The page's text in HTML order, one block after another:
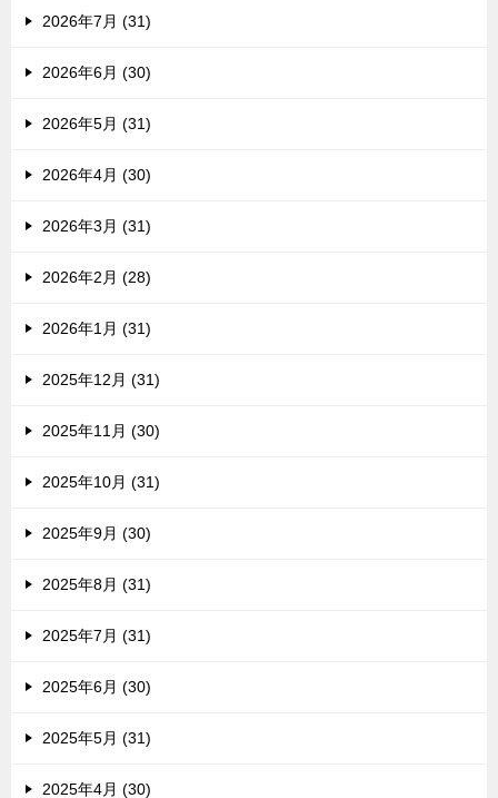
2026年7月 (31)
2026年6月 (30)
2026年5月 (31)
2026年4月 (30)
2026年3月 (31)
2026年2月 (28)
2026年1月 (31)
2025年12月 (31)
2025年11月 (30)
2025年10月 (31)
2025年9月 (30)
2025年8月 (31)
2025年7月 (31)
2025年6月 (30)
2025年5月 (31)
2025年4月 (30)